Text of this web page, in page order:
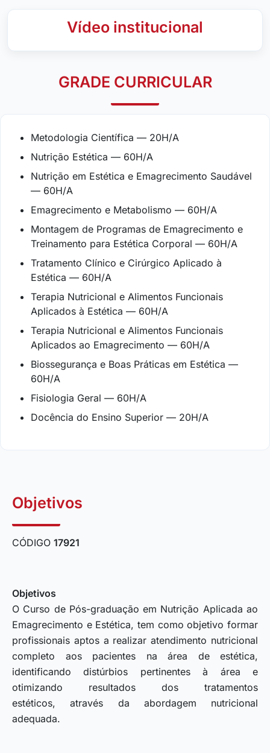
Vídeo institucional
GRADE CURRICULAR
Metodologia Científica — 20H/A
Nutrição Estética — 60H/A
Nutrição em Estética e Emagrecimento Saudável
— 60H/A
Emagrecimento e Metabolismo — 60H/A
Montagem de Programas de Emagrecimento e
Treinamento para Estética Corporal — 60H/A
Tratamento Clínico e Cirúrgico Aplicado à
Estética — 60H/A
Terapia Nutricional e Alimentos Funcionais
Aplicados à Estética — 60H/A
Terapia Nutricional e Alimentos Funcionais
Aplicados ao Emagrecimento — 60H/A
Biossegurança e Boas Práticas em Estética —
60H/A
Fisiologia Geral — 60H/A
Docência do Ensino Superior — 20H/A
Objetivos
CÓDIGO 17921
Objetivos
O Curso de Pós-graduação em Nutrição Aplicada ao
Emagrecimento e Estética, tem como objetivo formar
profissionais aptos a realizar atendimento nutricional
completo aos pacientes na área de estética,
identificando distúrbios pertinentes à área e
otimizando resultados dos tratamentos
estéticos, através da abordagem nutricional
adequada.